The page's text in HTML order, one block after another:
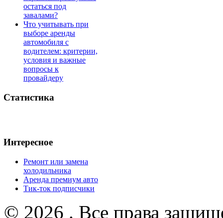
остаться под
завалами?
Что учитывать при
выборе аренды
автомобиля с
водителем: критерии,
условия и важные
вопросы к
провайдеру
Статистика
Интересное
Ремонт или замена
холодильника
Аренда премиум авто
Тик-ток подписчики
© 2026 . Все права